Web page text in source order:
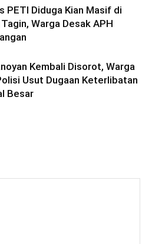
PETI Diduga Kian Masif di
Warga Desak APH
Kembali Disorot, Warga
Usut Dugaan Keterlibatan
Besar